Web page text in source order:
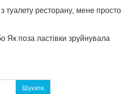
туалету ресторану, мене просто
Як поза ластівки зруйнувала